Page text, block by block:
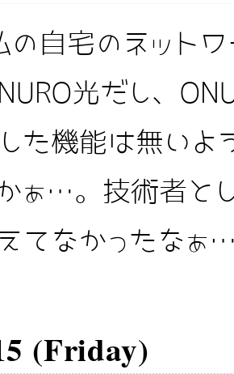
自宅のネット
光だし、
した機能は無い
ぁ…。技術者と
てなかったなぁ
(Friday)